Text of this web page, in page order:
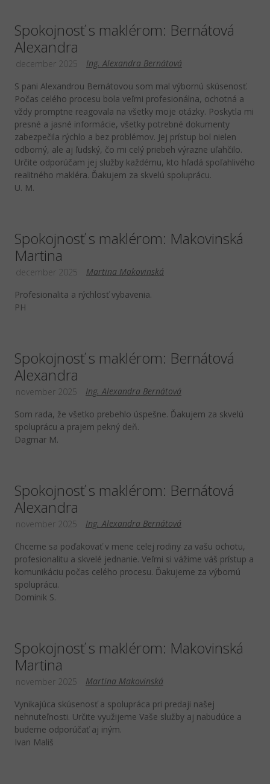
Spokojnosť s maklérom: Bernátová
Alexandra
Ing. Alexandra Bernátová
december 2025
S pani Alexandrou Bernátovou som mal výbornú skúsenosť.
Počas celého procesu bola veľmi profesionálna, ochotná a
vždy promptne reagovala na všetky moje otázky. Poskytla mi
presné a jasné informácie, všetky potrebné dokumenty
zabezpečila rýchlo a bez problémov. Jej prístup bol nielen
odborný, ale aj ľudský, čo mi celý priebeh výrazne uľahčilo.
Určite odporúčam jej služby každému, kto hľadá spoľahlivého
realitného makléra. Ďakujem za skvelú spoluprácu.
U. M.
Spokojnosť s maklérom: Makovinská
Martina
Martina Makovinská
december 2025
Profesionalita a rýchlosť vybavenia.
PH
Spokojnosť s maklérom: Bernátová
Alexandra
Ing. Alexandra Bernátová
november 2025
Som rada, že všetko prebehlo úspešne. Ďakujem za skvelú
spoluprácu a prajem pekný deň.
Dagmar M.
Spokojnosť s maklérom: Bernátová
Alexandra
Ing. Alexandra Bernátová
november 2025
Chceme sa poďakovať v mene celej rodiny za vašu ochotu,
profesionalitu a skvelé jednanie. Veľmi si vážime váš prístup a
komunikáciu počas celého procesu. Ďakujeme za výbornú
spoluprácu.
Dominik S.
Spokojnosť s maklérom: Makovinská
Martina
Martina Makovinská
november 2025
Vynikajúca skúsenosť a spolupráca pri predaji našej
nehnuteľnosti. Určite využijeme Vaše služby aj nabudúce a
budeme odporúčať aj iným.
Ivan Mališ